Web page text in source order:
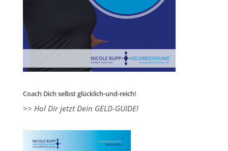
Coach Dich selbst glücklich-und-reich!
>> Hol Dir jetzt Dein GELD-GUIDE!